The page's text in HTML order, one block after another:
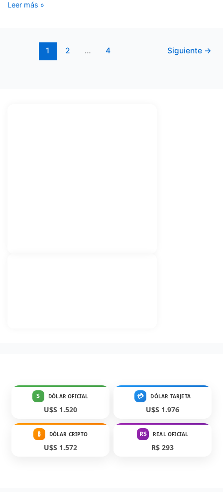
Leer más »
1 2 … 4 Siguiente →
$ DÓLAR OFICIAL
U$S 1.520
💳 DÓLAR TARJETA
U$S 1.976
₿ DÓLAR CRIPTO
U$S 1.572
R$ REAL OFICIAL
R$ 293